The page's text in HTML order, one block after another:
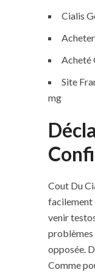
Cialis
Acheté
Site
mg
Cout Du
facilement
venir
problèmes
opposée.
Comme